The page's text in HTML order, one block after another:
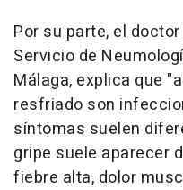
Por su parte, el
Servicio de
Málaga, explica que
resfriado son
síntomas suelen
gripe suele aparecer
fiebre alta, dolor